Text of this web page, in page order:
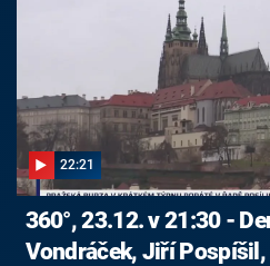
22:21
360°, 23.12. v 21:30 -
Vondráček, Jiří